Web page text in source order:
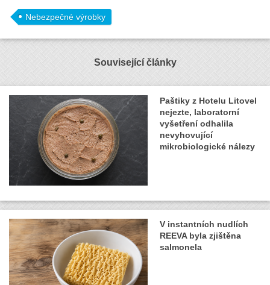
Nebezpečné výrobky
Související články
Paštiky z Hotelu Litovel
nejezte, laboratorní
vyšetření odhalila
nevyhovující
mikrobiologické nálezy
V instantních nudlích
REEVA byla zjištěna
salmonela